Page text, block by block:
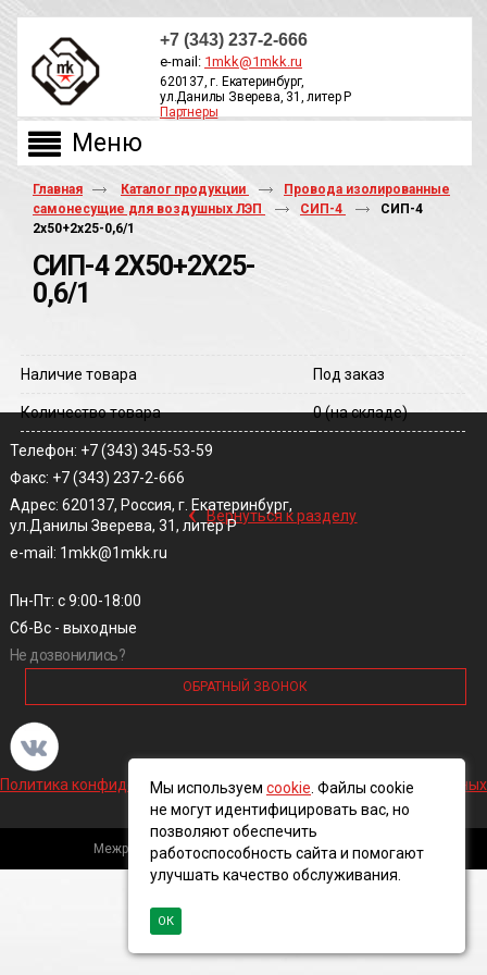
+7 (343) 237-2-666
e-mail: 1mkk@1mkk.ru
620137, г. Екатеринбург,
ул.Данилы Зверева, 31, литер Р
Партнеры
Главная Каталог продукции
Провода изолированные
самонесущие для воздушных ЛЭП
СИП-4
СИП-4
2х50+2х25-0,6/1
СИП-4 2Х50+2Х25-
0,6/1
Наличие товара Под заказ
Количество товара 0(на складе)
‹ Вернуться к разделу
Телефон: +7 (343) 345-53-59
Факс: +7 (343) 237-2-666
Адрес: 620137, Россия, г. Екатеринбург,
ул.Данилы Зверева, 31, литер Р
e-mail: 1mkk@1mkk.ru
Пн-Пт: с 9:00-18:00
Сб-Вс - выходные
Не дозвонились?
ОБРАТНЫЙ ЗВОНОК
Политика конфиденциальности и обработки персональных данных
Межрегиональная кабельная компания, 2016 ©
Мы используем cookie . Файлы cookie
не могут идентифицировать вас, но
позволяют обеспечить
работоспособность сайта и помогают
улучшать качество обслуживания.
ОК